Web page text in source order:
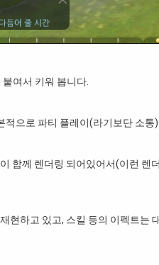
여서 키워 봅니다.
적으로 파티 플레이(라기보단 소통
함께 렌더링 되어있어서(이런 렌
현하고 있고, 스킬 등의 이펙트